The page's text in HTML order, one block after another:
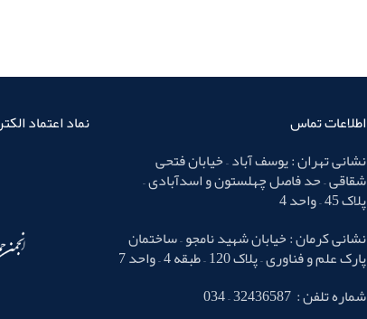
اطلاعات تماس
نشانی تهران : یوسف آباد – خیابان فتحی
شقاقی – حد فاصل چهلستون و اسدآبادی –
پلاک 45 – واحد 4
نشانی کرمان : خیابان شهید نامجو – ساختمان
پارک علم و فناوری – پلاک 120 – طبقه 4 – واحد 7
شماره تلفن : 32436587 – 034
نماد اعتماد